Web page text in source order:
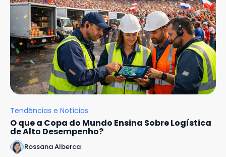
Tendências e Notícias
O que a Copa do Mundo Ensina Sobre Logística
de Alto Desempenho?
Rossana Alberca